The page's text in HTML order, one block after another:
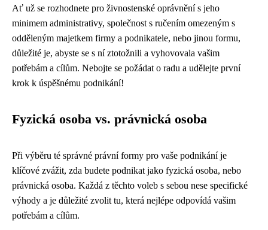
Ať už se rozhodnete pro živnostenské oprávnění s jeho
minimem administrativy, společnost s ručením omezeným s
odděleným majetkem firmy a podnikatele, nebo jinou formu,
důležité je, abyste se s ní ztotožnili a vyhovovala vašim
potřebám a cílům. Nebojte se požádat o radu a udělejte první
krok k úspěšnému podnikání!
Fyzická osoba vs. právnická osoba
Při výběru té správné právní formy pro vaše podnikání je
klíčové zvážit, zda budete podnikat jako fyzická osoba, nebo
právnická osoba. Každá z těchto voleb s sebou nese specifické
výhody a je důležité zvolit tu, která nejlépe odpovídá vašim
potřebám a cílům.